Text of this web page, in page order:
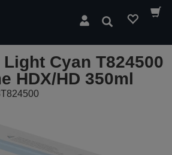
Hledat
Cyan T824500
HDX/HD 350ml